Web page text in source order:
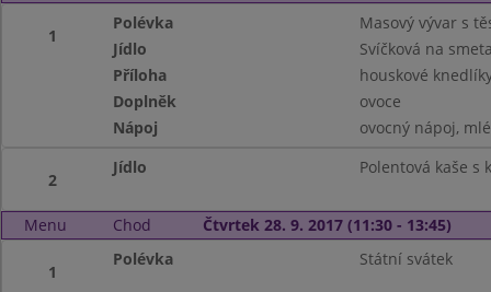
1
Polévka
Masový vývar s
Jídlo
Svíčková na
Příloha
houskové
Doplněk
ovoce
Nápoj
ovocný nápoj,
2
Jídlo Polentová kaše s
Menu Chod Čtvrtek 28. 9. 2017 (11:30 - 13:45)
1
Polévka Státní svátek